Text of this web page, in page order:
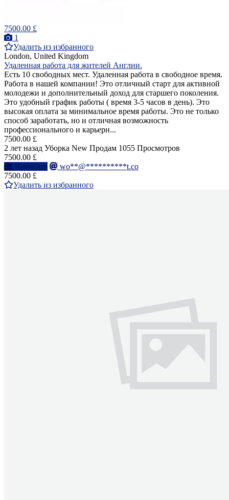
7500.00 £
1
Удалить из избранного
London, United Kingdom
Удаленная работа для жителей Англии.
Есть 10 свободных мест. Удаленная работа в свободное время.
Работа в нашей компании! Это отличный старт для активной
молодежи и дополнительный доход для старшего поколения.
Это удобный график работы ( время 3-5 часов в день). Это
высокая оплата за минимальное время работы. Это не только
способ заработать, но и отличная возможность
профессионального и карьерн...
7500.00 £
2 лет назад Уборка New Продам 1055 Просмотров
7500.00 £
Написать
wo**@**********t.co
7500.00 £
Удалить из избранного